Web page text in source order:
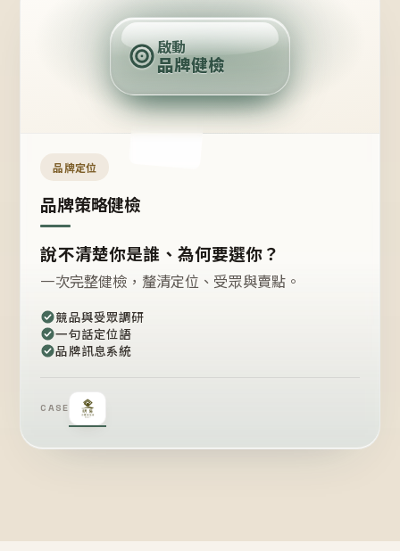
定
位
點
啟動
品牌健檢
品牌定位
品牌策略健檢
說不清楚你是誰、為何要選你？
一次完整健檢，釐清定位、受眾與賣點。
競品與受眾調研
一句話定位語
品牌訊息系統
CASE